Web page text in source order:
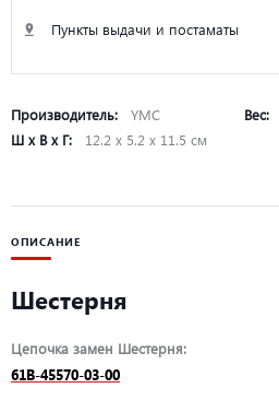
Пункты выдачи и постаматы
Производитель: YMC Вес:
Ш х В х Г:
12.2 х 5.2 х 11.5 см
ОПИСАНИЕ
Шестерня
Цепочка замен Шестерня:
61B-45570-03-00